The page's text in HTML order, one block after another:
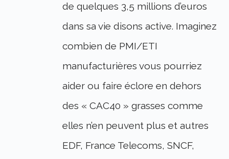
de quelques 3,5 millions d’euros
dans sa vie disons active. Imaginez
combien de PMI/ETI
manufacturières vous pourriez
aider ou faire éclore en dehors
des « CAC40 » grasses comme
elles n’en peuvent plus et autres
EDF, France Telecoms, SNCF,